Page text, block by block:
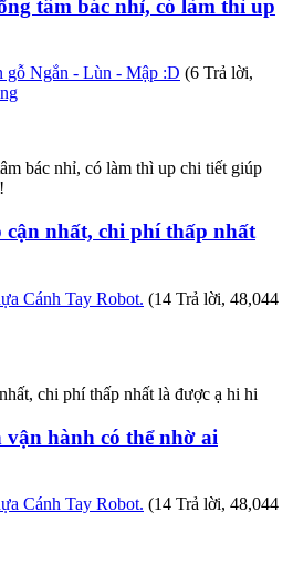
tâm bác nhỉ, có làm thì up
gỗ Ngắn - Lùn - Mập :D (6 Trả lời,
bác nhỉ, có làm thì up chi tiết giúp
cận nhất, chi phí thấp nhất
Cánh Tay Robot. (14 Trả lời, 48,044
chi phí thấp nhất là được ạ hi hi
vận hành có thể nhờ ai
Cánh Tay Robot. (14 Trả lời, 48,044